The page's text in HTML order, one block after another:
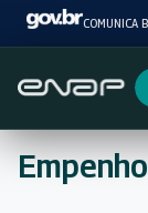
COMUNICA